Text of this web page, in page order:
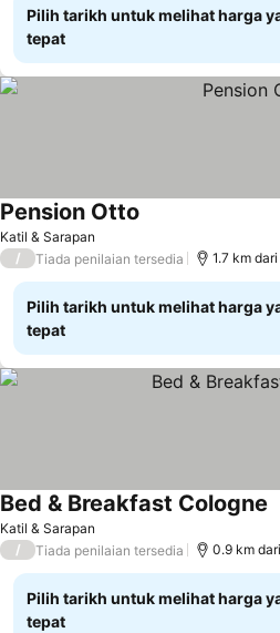
Pilih tarikh untuk melihat harga
tepat
Katil & Sarapan
Pension Otto
/ Tiada penilaian tersedia 1.7 km
Pilih tarikh untuk melihat harga
tepat
Katil & Sarapan
Bed & Breakfast Cologne
/ Tiada penilaian tersedia 0.9 km
Pilih tarikh untuk melihat harga
tepat